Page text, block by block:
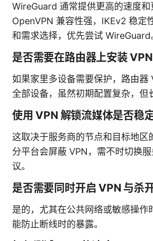
WireGuard 通常提供更高的速度和
OpenVPN 兼容性强，IKEv2 稳定
和需求选择，优先尝试 WireGuard
是否需要在路由器上安装 VPN
如果家里多设备需要保护，路由器
全部设备，虽然初期配置复杂，但
使用 VPN 解锁流媒体是否稳定
这取决于服务商的节点和目标地区
分平台会屏蔽 VPN，需不时切换
议。
是否需要同时开启 VPN 与杀开
是的，尤其在公共网络或敏感操
能防止断线时的暴露。